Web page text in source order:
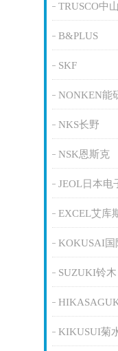
TRUSCO中山
B&PLUS
SKF
NONKEN能
NKS长野
NSK恩斯克
JEOL日本电
EXCEL艾库
KOKUSAI国
SUZUKI铃木
KIKUSUI菊